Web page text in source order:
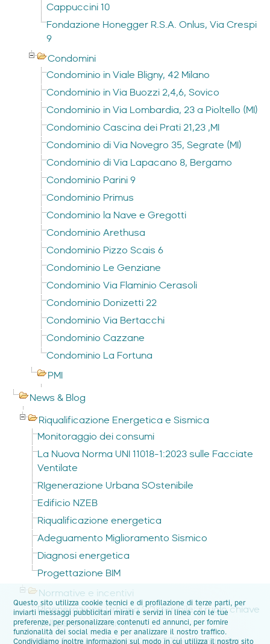
Questo sito utilizza cookie tecnici e di profilazione di terze parti, per
inviarti messaggi pubblicitari mirati e servizi in linea con le tue
preferenze, per personalizzare contenuti ed annunci, per fornire
funzionalità dei social media e per analizzare il nostro traffico.
Condividiamo inoltre informazioni sul modo in cui utilizza il nostro sito
Cappuccini 10
Fondazione Honegger R.S.A. Onlus, Via Crespi
9
Condomini
Condominio in Viale Bligny, 42 Milano
Condominio in Via Buozzi 2,4,6, Sovico
Condominio in Via Lombardia, 23 a Pioltello (MI)
Condominio Cascina dei Prati 21,23 ,MI
Condominio di Via Novegro 35, Segrate (MI)
Condominio di Via Lapacano 8, Bergamo
Condominio Parini 9
Condominio Primus
Condominio la Nave e Gregotti
Condominio Arethusa
Condominio Pizzo Scais 6
Condominio Le Genziane
Condominio Via Flaminio Cerasoli
Condominio Donizetti 22
Condominio Via Bertacchi
Condominio Cazzane
Condominio La Fortuna
PMI
News & Blog
Riqualificazione Energetica e Sismica
Monitoraggio dei consumi
La Nuova Norma UNI 11018-1:2023 sulle Facciate
Ventilate
RIgenerazione Urbana SOstenibile
Edificio NZEB
Riqualificazione energetica
Adeguamento Miglioramento Sismico
Diagnosi energetica
Progettazione BIM
Normative e incentivi
RIgenerazione Urbana SOstenibile: il ruolo chiave
dell'iperammortamento
Oltre le mura: il Piano Casa 2026 e la nascita